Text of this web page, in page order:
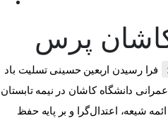
کاشان پرس
فرا رسیدن اربعین حسینی تسلیت باد
دانشگاه کاشان در نیمه تابستان
شیعه، اعتدال‌گرا و بر پایه حفظ